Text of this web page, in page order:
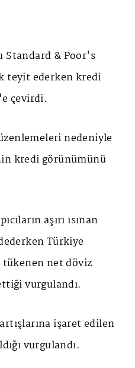
Standard & Poor's
teyit ederken kredi
çevirdi.
nedeniyle
kredi görünümünü
aşırı ısınan
Türkiye
tükenen net döviz
vurgulandı.
işaret edilen
vurgulandı.